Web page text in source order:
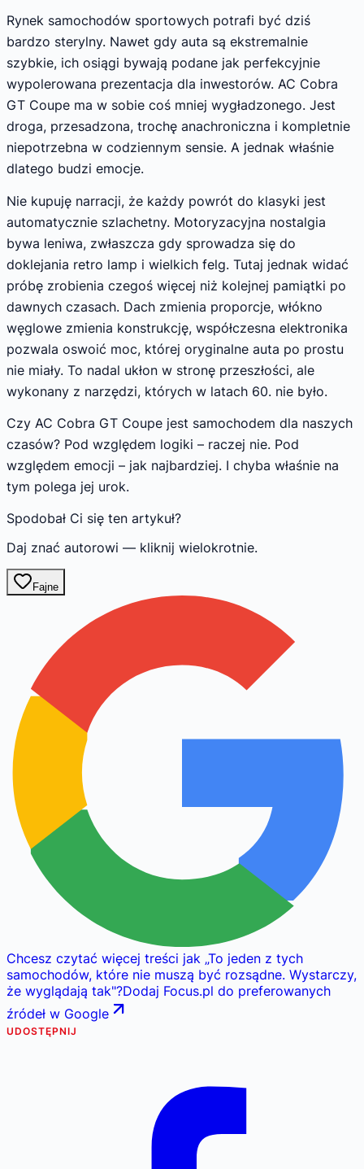
Rynek samochodów sportowych potrafi być dziś
bardzo sterylny. Nawet gdy auta są ekstremalnie
szybkie, ich osiągi bywają podane jak perfekcyjnie
wypolerowana prezentacja dla inwestorów. AC Cobra
GT Coupe ma w sobie coś mniej wygładzonego. Jest
droga, przesadzona, trochę anachroniczna i kompletnie
niepotrzebna w codziennym sensie. A jednak właśnie
dlatego budzi emocje.
Nie kupuję narracji, że każdy powrót do klasyki jest
automatycznie szlachetny. Motoryzacyjna nostalgia
bywa leniwa, zwłaszcza gdy sprowadza się do
doklejania retro lamp i wielkich felg. Tutaj jednak widać
próbę zrobienia czegoś więcej niż kolejnej pamiątki po
dawnych czasach. Dach zmienia proporcje, włókno
węglowe zmienia konstrukcję, współczesna elektronika
pozwala oswoić moc, której oryginalne auta po prostu
nie miały. To nadal ukłon w stronę przeszłości, ale
wykonany z narzędzi, których w latach 60. nie było.
Czy AC Cobra GT Coupe jest samochodem dla naszych
czasów? Pod względem logiki – raczej nie. Pod
względem emocji – jak najbardziej. I chyba właśnie na
tym polega jej urok.
Spodobał Ci się ten artykuł?
Daj znać autorowi — kliknij wielokrotnie.
Fajne
Chcesz czytać więcej treści jak „To jeden z tych
samochodów, które nie muszą być rozsądne. Wystarczy,
że wyglądają tak"?Dodaj Focus.pl do preferowanych
źródeł w Google
UDOSTĘPNIJ